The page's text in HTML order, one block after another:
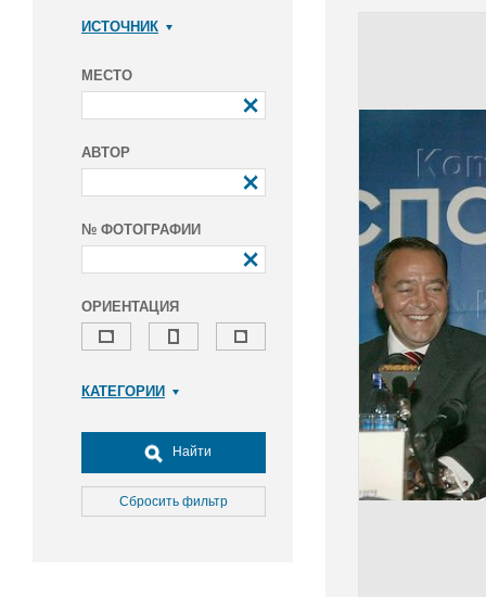
ИСТОЧНИК
МЕСТО
АВТОР
№ ФОТОГРАФИИ
ОРИЕНТАЦИЯ
КАТЕГОРИИ
Досуг, туризм и отдых
Культура
Медицина
Найти
Сбросить фильтр